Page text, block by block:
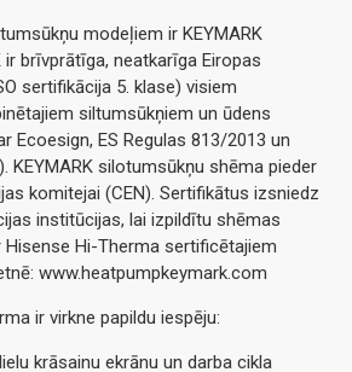
modeļiem ir KEYMARK
ir brīvprātīga, neatkarīga Eiropas
sertifikācija 5. klase) visiem
siltumsūkņiem un ūdens
Ecoesign, ES Regulas 813/2013 un
KEYMARK silotumsūkņu shēma pieder
komitejai (CEN). Sertifikātus izsniedz
institūcijas, lai izpildītu shēmas
Hi-Therma sertificētajiem
www.heatpumpkeymark.com
ir virkne papildu iespēju:
krāsainu ekrānu un darba cikla